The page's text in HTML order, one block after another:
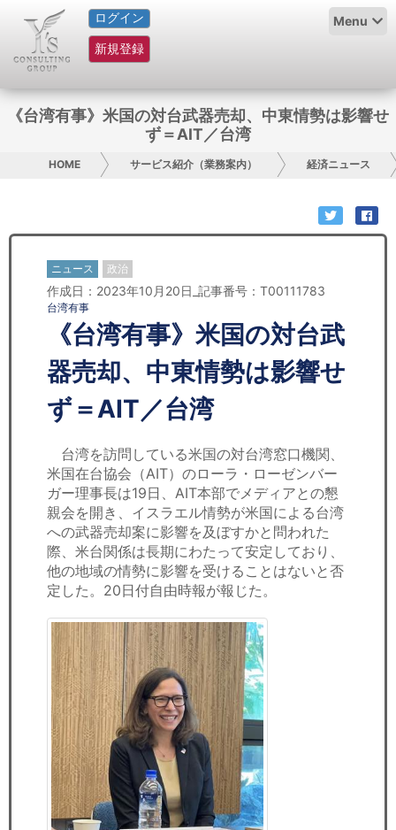
ログイン
新規登録
Menu
HOME
サービス紹介
コラム
お問い合わせ
日本人にPR
コンサルティング
リサーチ
セミナー
経済ニュース
労務顧問
ＩＴ
飲食店情報
《台湾有事》米国の対台武器売却、中東情勢は影響せ
ず＝AIT／台湾
HOME サービス紹介（業務案内） 経済ニュース
ニュース 政治
作成日：2023年10月20日_記事番号：T00111783
台湾有事
《台湾有事》米国の対台武
器売却、中東情勢は影響せ
ず＝AIT／台湾
台湾を訪問している米国の対台湾窓口機関、
米国在台協会（AIT）のローラ・ローゼンバー
ガー理事長は19日、AIT本部でメディアとの懇
親会を開き、イスラエル情勢が米国による台湾
への武器売却案に影響を及ぼすかと問われた
際、米台関係は長期にわたって安定しており、
他の地域の情勢に影響を受けることはないと否
定した。20日付自由時報が報じた。